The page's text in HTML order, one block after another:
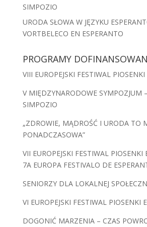
SIMPOZIO
URODA SŁOWA W JĘZYKU
VORTBELECO EN ESPERANTO
PROGRAMY
VIII EUROPEJSKI FESTIWAL PIOSENKI
V MIĘDZYNARODOWE SYMPOZJUM
SIMPOZIO
„ZDROWIE, MĄDROŚĆ I URODA TO
PONADCZASOWA”
VII EUROPEJSKI FESTIWAL PIOSENKI
7A EUROPA FESTIVALO DE
SENIORZY DLA LOKALNEJ
VI EUROPEJSKI FESTIWAL PIOSENKI
DOGONIĆ MARZENIA – CZAS